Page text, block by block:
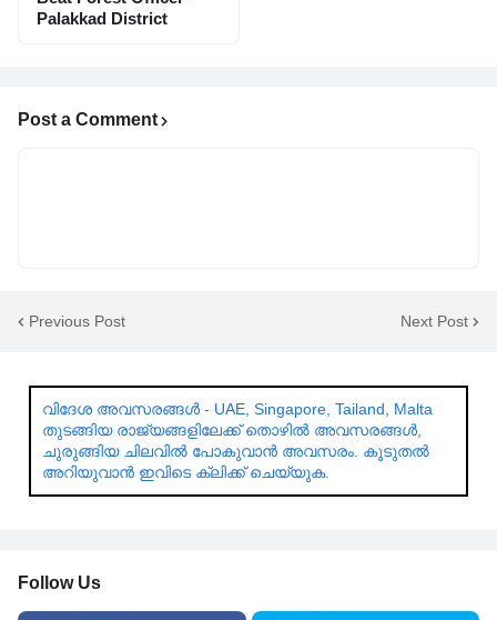
Palakkad District
Post a Comment
Previous Post Next Post
വിദേശ അവസരങ്ങൾ - UAE, Singapore, Tailand, Malta
തുടങ്ങിയ രാജ്യങ്ങളിലേക്ക് തൊഴിൽ അവസരങ്ങൾ,
ചുരുങ്ങിയ ചിലവിൽ പോകുവാൻ അവസരം. കൂടുതൽ
അറിയുവാൻ ഇവിടെ ക്ലിക്ക് ചെയ്യുക.
Follow Us